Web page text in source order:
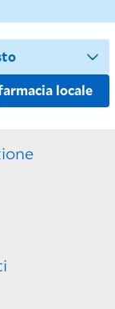
locale